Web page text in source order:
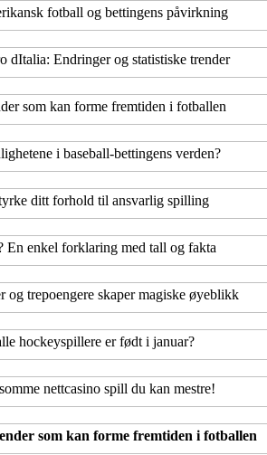
fotball og bettingens påvirkning
dItalia: Endringer og statistiske trender
som kan forme fremtiden i fotballen
i baseball-bettingens verden?
ditt forhold til ansvarlig spilling
En enkel forklaring med tall og fakta
trepoengere skaper magiske øyeblikk
hockeyspillere er født i januar?
nettcasino spill du kan mestre!
som kan forme fremtiden i fotballen